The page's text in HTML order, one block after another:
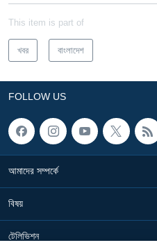
This item is part of
খবর বাংলাদেশ
FOLLOW US
আমাদের সম্পর্কে
বিষয়
টেলিভিশন